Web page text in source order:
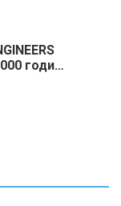
годи…